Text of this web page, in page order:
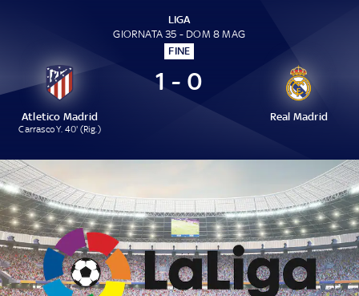
LIGA
GIORNATA 35 - DOM 8 MAG
FINE
Atletico Madrid
Carrasco Y. 40' (Rig.)
1 - 0
Real Madrid